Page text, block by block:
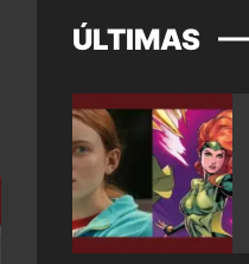
ÚLTIMAS